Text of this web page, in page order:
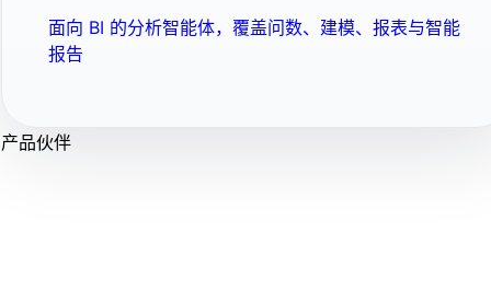
面向 BI 的分析智能体，覆盖问数、建模、报表与智能
报告
产品伙伴